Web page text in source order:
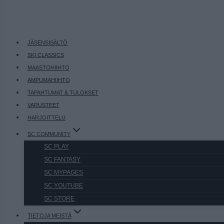
JÄSENSISÄLTÖ
SKI CLASSICS
MAASTOHIIHTO
AMPUMAHIIHTO
TAPAHTUMAT & TULOKSET
VARUSTEET
HARJOITTELU
SC COMMUNITY
SC PLAY
SC FANTASY
SC MYPAGES
SC YOUTUBE
SC STORE
TIETOJA MEISTÄ